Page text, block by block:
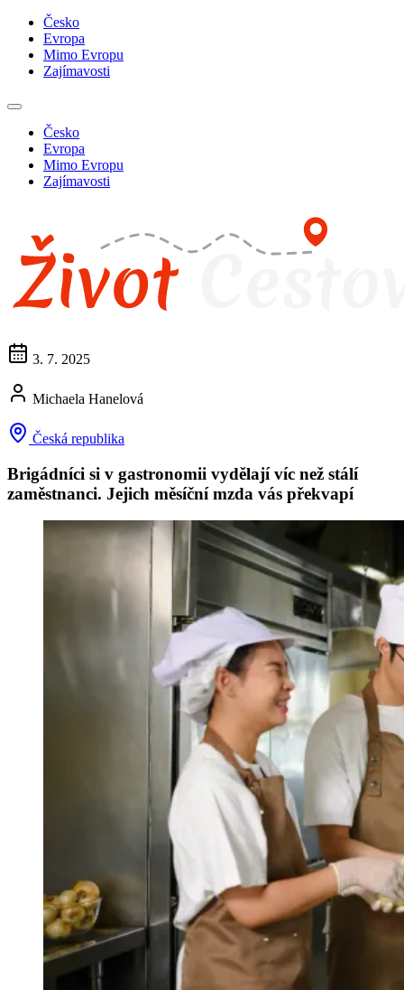
Česko
Evropa
Mimo Evropu
Zajímavosti
Česko
Evropa
Mimo Evropu
Zajímavosti
3. 7. 2025
Michaela Hanelová
Česká republika
Brigádníci si v gastronomii vydělají víc než stálí
zaměstnanci. Jejich měsíční mzda vás překvapí